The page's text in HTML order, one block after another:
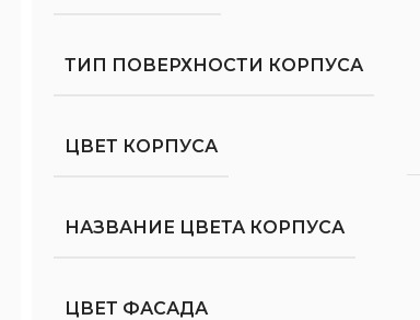
ТИП ПОВЕРХНОСТИ КОРПУСА
ЦВЕТ КОРПУСА
НАЗВАНИЕ ЦВЕТА КОРПУСА
ЦВЕТ ФАСАДА